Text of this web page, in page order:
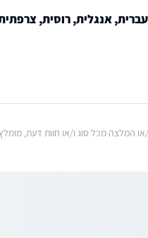
אנגלית, רוסית,
ו/או המלצה מכל סוג ו/או חוות דעת,